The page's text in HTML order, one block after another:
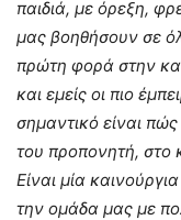
παιδιά, με όρεξη,
μας βοηθήσουν σε
πρώτη φορά στην
και εμείς οι πιο
σημαντικό είναι
του προπονητή, στο
Είναι μία
την ομάδα μας με